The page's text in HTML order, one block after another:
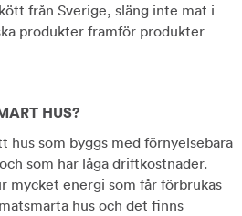
från Sverige, släng inte mat i
produkter framför produkter
HUS?
hus som byggs med förnyelsebara
som har låga driftkostnader.
mycket energi som får förbrukas
hus och det finns